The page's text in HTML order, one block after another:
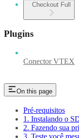
Checkout Full
Plugins
Conector VTEX
On this page
Pré-requisitos
1. Instalando o
2. Fazendo sua
3. Teste você